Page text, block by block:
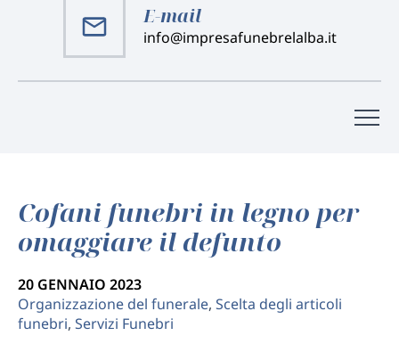
E-mail
info@impresafunebrelalba.it
Cofani funebri in legno per
omaggiare il defunto
20 GENNAIO 2023
Organizzazione del funerale, Scelta degli articoli
funebri, Servizi Funebri